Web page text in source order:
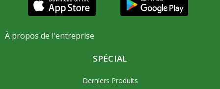
À propos de l'entreprise
SPÉCIAL
Derniers Produits